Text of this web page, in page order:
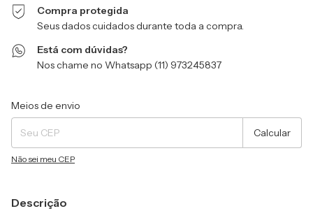
Compra protegida
Seus dados cuidados durante toda a compra.
Está com dúvidas?
Nos chame no Whatsapp (11) 973245837
Entregas para o CEP:
Meios de envio
Calcular
Não sei meu CEP
Descrição